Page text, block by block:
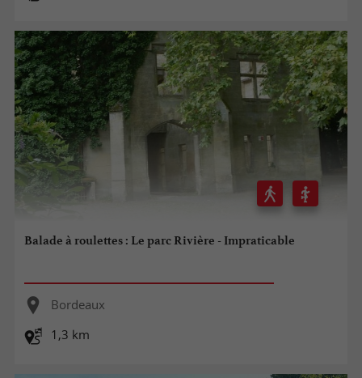
Balade à roulettes : Le parc Rivière - Impraticable
Bordeaux
1,3 km